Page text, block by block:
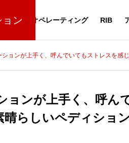
ョン
寄付 オペレーティング RIB
ションが上手く、呼んでいてもストレスを感
ョンが上手く、呼ん
らしいペディショ